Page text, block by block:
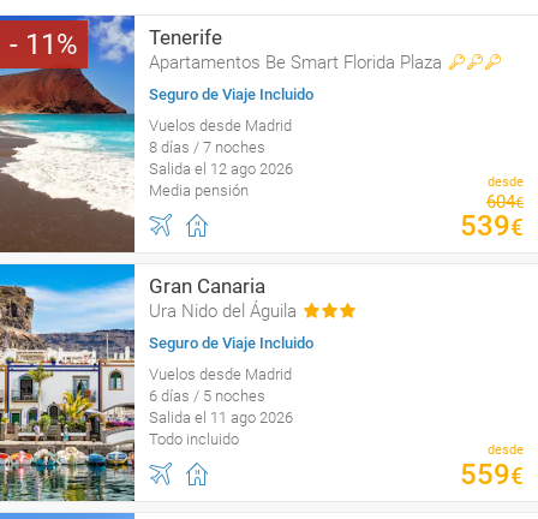
11 Tenerife
Apartamentos Be Smart Florida Plaza
Seguro de Viaje Incluido
Vuelos desde Madrid
8 días / 7 noches
Salida el 12 ago 2026
Media pensión
desde
604€
539€
Gran Canaria
Ura Nido del Águila
Seguro de Viaje Incluido
Vuelos desde Madrid
6 días / 5 noches
Salida el 11 ago 2026
Todo incluido
desde
559€